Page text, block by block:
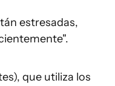
estresadas,
que utiliza los